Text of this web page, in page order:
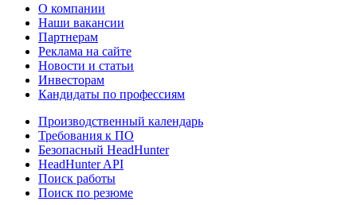
О компании
Наши вакансии
Партнерам
Реклама на сайте
Новости и статьи
Инвесторам
Кандидаты по профессиям
Производственный календарь
Требования к ПО
Безопасный HeadHunter
HeadHunter API
Поиск работы
Поиск по резюме